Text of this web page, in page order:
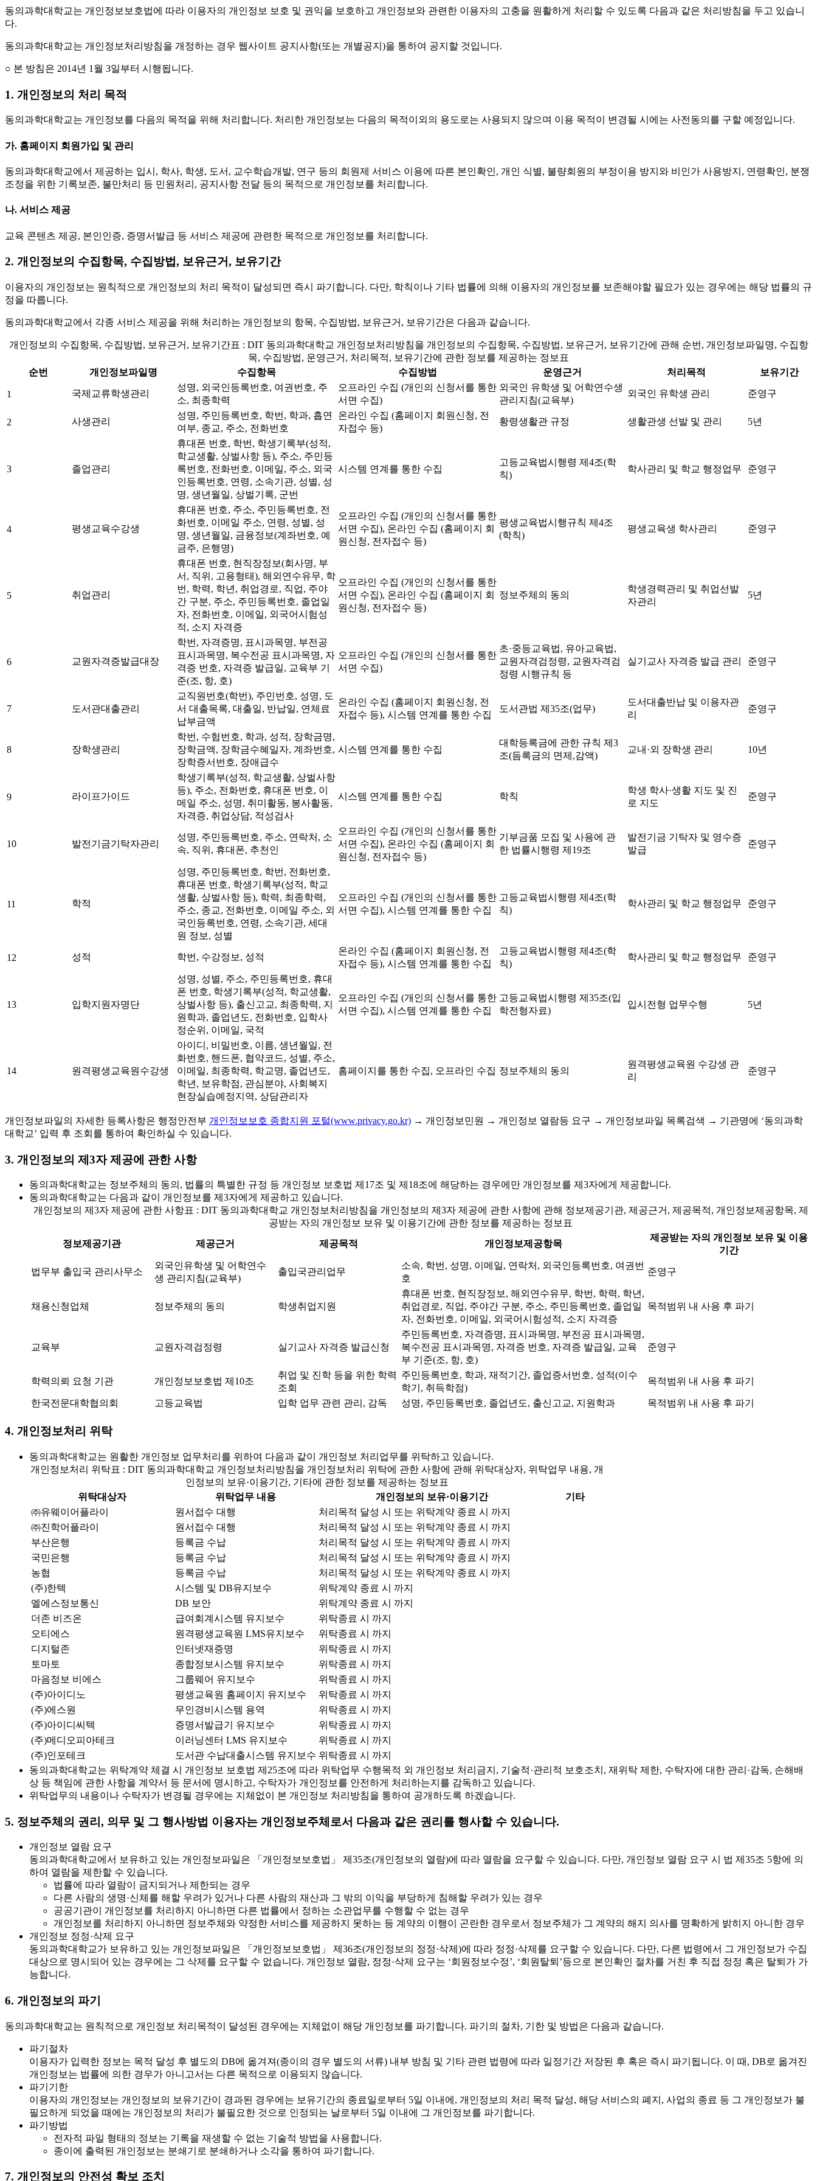
동의과학대학교는 개인정보보호법에 따라 이용자의 개인정보 보호 및 권익을 보호하고 개인정보와 관련한 이용자의 고충을 원활하게 처리할 수 있도록 다음과 같은 처리방침을 두고 있습니
다.
동의과학대학교는 개인정보처리방침을 개정하는 경우 웹사이트 공지사항(또는 개별공지)을 통하여 공지할 것입니다.
○ 본 방침은 2014년 1월 3일부터 시행됩니다.
1. 개인정보의 처리 목적
동의과학대학교는 개인정보를 다음의 목적을 위해 처리합니다. 처리한 개인정보는 다음의 목적이외의 용도로는 사용되지 않으며 이용 목적이 변경될 시에는 사전동의를 구할 예정입니다.
가. 홈페이지 회원가입 및 관리
동의과학대학교에서 제공하는 입시, 학사, 학생, 도서, 교수학습개발, 연구 등의 회원제 서비스 이용에 따른 본인확인, 개인 식별, 불량회원의 부정이용 방지와 비인가 사용방지, 연령확인, 분쟁
조정을 위한 기록보존, 불만처리 등 민원처리, 공지사항 전달 등의 목적으로 개인정보를 처리합니다.
나. 서비스 제공
교육 콘텐츠 제공, 본인인증, 증명서발급 등 서비스 제공에 관련한 목적으로 개인정보를 처리합니다.
2. 개인정보의 수집항목, 수집방법, 보유근거, 보유기간
이용자의 개인정보는 원칙적으로 개인정보의 처리 목적이 달성되면 즉시 파기합니다. 다만, 학칙이나 기타 법률에 의해 이용자의 개인정보를 보존해야할 필요가 있는 경우에는 해당 법률의 규
정을 따릅니다.
동의과학대학교에서 각종 서비스 제공을 위해 처리하는 개인정보의 항목, 수집방법, 보유근거, 보유기간은 다음과 같습니다.
개인정보의 수집항목, 수집방법, 보유근거, 보유기간표 : DIT 동의과학대학교 개인정보처리방침을 개인정보의 수집항목, 수집방법, 보유근거, 보유기간에 관해 순번, 개인정보파일명, 수집항
목, 수집방법, 운영근거, 처리목적, 보유기간에 관한 정보를 제공하는 정보표
순번
개인정보파일명 수집항목 수집방법 운영근거 처리목적 보유기간
1 국제교류학생관리
성명, 외국인등록번호, 여권번호, 주
소, 최종학력
오프라인 수집 (개인의 신청서를 통한
서면 수집)
외국인 유학생 및 어학연수생
관리지침(교육부)
외국인 유학생 관리 준영구
2 사생관리
성명, 주민등록번호, 학번, 학과, 흡연
여부, 종교, 주소, 전화번호
온라인 수집 (홈페이지 회원신청, 전
자접수 등)
황령생활관 규정 생활관생 선발 및 관리 5년
3 졸업관리
휴대폰 번호, 학번, 학생기록부(성적,
학교생활, 상벌사항 등), 주소, 주민등
록번호, 전화번호, 이메일, 주소, 외국
인등록번호, 연령, 소속기관, 성별, 성
명, 생년월일, 상벌기록, 군번
시스템 연계를 통한 수집
고등교육법시행령 제4조(학
칙)
학사관리 및 학교 행정업무 준영구
4 평생교육수강생
휴대폰 번호, 주소, 주민등록번호, 전
화번호, 이메일 주소, 연령, 성별, 성
명, 생년월일, 금융정보(계좌번호, 예
금주, 은행명)
오프라인 수집 (개인의 신청서를 통한
서면 수집), 온라인 수집 (홈페이지 회
원신청, 전자접수 등)
평생교육법시행규칙 제4조
(학칙)
평생교육생 학사관리 준영구
5 취업관리
휴대폰 번호, 현직장정보(회사명, 부
서, 직위, 고용형태), 해외연수유무, 학
번, 학력, 학년, 취업경로, 직업, 주야
간 구분, 주소, 주민등록번호, 졸업일
자, 전화번호, 이메일, 외국어시험성
적, 소지 자격증
오프라인 수집 (개인의 신청서를 통한
서면 수집), 온라인 수집 (홈페이지 회
원신청, 전자접수 등)
정보주체의 동의
학생경력관리 및 취업선발
자관리
5년
6 교원자격증발급대장
학번, 자격증명, 표시과목명, 부전공
표시과목명, 복수전공 표시과목명, 자
격증 번호, 자격증 발급일, 교육부 기
준(조, 항, 호)
오프라인 수집 (개인의 신청서를 통한
서면 수집)
초·중등교육법, 유아교육법,
교원자격검정령, 교원자격검
정령 시행규칙 등
실기교사 자격증 발급 관리 준영구
7 도서관대출관리
교직원번호(학번), 주민번호, 성명, 도
서 대출목록, 대출일, 반납일, 연체료
납부금액
온라인 수집 (홈페이지 회원신청, 전
자접수 등), 시스템 연계를 통한 수집
도서관법 제35조(업무)
도서대출반납 및 이용자관
리
준영구
8 장학생관리
학번, 수험번호, 학과, 성적, 장학금명,
장학금액, 장학금수혜일자, 계좌번호,
장학증서번호, 장애급수
시스템 연계를 통한 수집
대학등록금에 관한 규칙 제3
조(듬록금의 면제,감액)
교내·외 장학생 관리 10년
9 라이프가이드
학생기록부(성적, 학교생활, 상벌사항
등), 주소, 전화번호, 휴대폰 번호, 이
메일 주소, 성명, 취미활동, 봉사활동,
자격증, 취업상담, 적성검사
시스템 연계를 통한 수집 학칙
학생 학사·생활 지도 및 진
로 지도
준영구
10 발전기금기탁자관리
성명, 주민등록번호, 주소, 연락처, 소
속, 직위, 휴대폰, 추천인
오프라인 수집 (개인의 신청서를 통한
서면 수집), 온라인 수집 (홈페이지 회
원신청, 전자접수 등)
기부금품 모집 및 사용에 관
한 법률시행령 제19조
발전기금 기탁자 및 영수증
발급
준영구
11 학적
성명, 주민등록번호, 학번, 전화번호,
휴대폰 번호, 학생기록부(성적, 학교
생활, 상벌사항 등), 학력, 최종학력,
주소, 종교, 전화번호, 이메일 주소, 외
국인등록번호, 연령, 소속기관, 세대
원 정보, 성별
오프라인 수집 (개인의 신청서를 통한
서면 수집), 시스템 연계를 통한 수집
고등교육법시행령 제4조(학
칙)
학사관리 및 학교 행정업무 준영구
12 성적 학번, 수강정보, 성적
온라인 수집 (홈페이지 회원신청, 전
자접수 등), 시스템 연계를 통한 수집
고등교육법시행령 제4조(학
칙)
학사관리 및 학교 행정업무 준영구
13 입학지원자명단
성명, 성별, 주소, 주민등록번호, 휴대
폰 번호, 학생기록부(성적, 학교생활,
상벌사항 등), 출신고교, 최종학력, 지
원학과, 졸업년도, 전화번호, 입학사
정순위, 이메일, 국적
오프라인 수집 (개인의 신청서를 통한
서면 수집), 시스템 연계를 통한 수집
고등교육법시행령 제35조(입
학전형자료)
입시전형 업무수행 5년
14 원격평생교육원수강생
아이디, 비밀번호, 이름, 생년월일, 전
화번호, 핸드폰, 협약코드, 성별, 주소,
이메일, 최종학력, 학교명, 졸업년도,
학년, 보유학점, 관심분야, 사회복지
현장실습예정지역, 상담관리자
홈페이지를 통한 수집, 오프라인 수집 정보주체의 동의
원격평생교육원 수강생 관
리
준영구
개인정보파일의 자세한 등록사항은 행정안전부 개인정보보호 종합지원 포털(www.privacy.go.kr) → 개인정보민원 → 개인정보 열람등 요구 → 개인정보파일 목록검색 → 기관명에 ‘동의과학
대학교’ 입력 후 조회를 통하여 확인하실 수 있습니다.
3. 개인정보의 제3자 제공에 관한 사항
동의과학대학교는 정보주체의 동의, 법률의 특별한 규정 등 개인정보 보호법 제17조 및 제18조에 해당하는 경우에만 개인정보를 제3자에게 제공합니다.
동의과학대학교는 다음과 같이 개인정보를 제3자에게 제공하고 있습니다.
개인정보의 제3자 제공에 관한 사항표 : DIT 동의과학대학교 개인정보처리방침을 개인정보의 제3자 제공에 관한 사항에 관해 정보제공기관, 제공근거, 제공목적, 개인정보제공항목, 제
공받는 자의 개인정보 보유 및 이용기간에 관한 정보를 제공하는 정보표
정보제공기관
제공근거 제공목적 개인정보제공항목
제공받는 자의 개인정보 보유 및 이용
기간
법무부 출입국 관리사무소
외국인유학생 및 어학연수
생 관리지침(교육부)
출입국관리업무
소속, 학번, 성명, 이메일, 연락처, 외국인등록번호, 여권번
호
준영구
채용신청업체 정보주체의 동의 학생취업지원
휴대폰 번호, 현직장정보, 해외연수유무, 학번, 학력, 학년,
취업경로, 직업, 주야간 구분, 주소, 주민등록번호, 졸업일
자, 전화번호, 이메일, 외국어시험성적, 소지 자격증
목적범위 내 사용 후 파기
교육부 교원자격검정령 실기교사 자격증 발급신청
주민등록번호, 자격증명, 표시과목명, 부전공 표시과목명,
복수전공 표시과목명, 자격증 번호, 자격증 발급일, 교육
부 기준(조, 항, 호)
준영구
학력의뢰 요청 기관 개인정보보호법 제10조
취업 및 진학 등을 위한 학력
조회
주민등록번호, 학과, 재적기간, 졸업증서번호, 성적(이수
학기, 취득학점)
목적범위 내 사용 후 파기
한국전문대학협의회 고등교육법 입학 업무 관련 관리, 감독 성명, 주민등록번호, 졸업년도, 출신고교, 지원학과 목적범위 내 사용 후 파기
4. 개인정보처리 위탁
동의과학대학교는 원활한 개인정보 업무처리를 위하여 다음과 같이 개인정보 처리업무를 위탁하고 있습니다.
개인정보처리 위탁표 : DIT 동의과학대학교 개인정보처리방침을 개인정보처리 위탁에 관한 사항에 관해 위탁대상자, 위탁업무 내용, 개
인정보의 보유·이용기간, 기타에 관한 정보를 제공하는 정보표
위탁대상자
위탁업무 내용 개인정보의 보유·이용기간
기타
㈜유웨이어플라이
원서접수 대행
처리목적 달성 시 또는 위탁계약 종료 시 까지
㈜진학어플라이
원서접수 대행
처리목적 달성 시 또는 위탁계약 종료 시 까지
부산은행
등록금 수납
처리목적 달성 시 또는 위탁계약 종료 시 까지
국민은행
등록금 수납
처리목적 달성 시 또는 위탁계약 종료 시 까지
농협
등록금 수납
처리목적 달성 시 또는 위탁계약 종료 시 까지
(주)한텍
시스템 및 DB유지보수
위탁계약 종료 시 까지
엘에스정보통신
DB 보안
위탁계약 종료 시 까지
더존 비즈온
급여회계시스템 유지보수
위탁종료 시 까지
오티에스
원격평생교육원 LMS유지보수
위탁종료 시 까지
디지털존
인터넷재증명
위탁종료 시 까지
토마토
종합정보시스템 유지보수
위탁종료 시 까지
마음정보 비에스
그룹웨어 유지보수
위탁종료 시 까지
(주)아이디노
평생교육원 홈페이지 유지보수
위탁종료 시 까지
(주)에스원
무인경비시스템 용역
위탁종료 시 까지
(주)아이디씨텍
증명서발급기 유지보수
위탁종료 시 까지
(주)메디오피아테크
이러닝센터 LMS 유지보수
위탁종료 시 까지
(주)인포테크
도서관 수납대출시스템 유지보수 위탁종료 시 까지
동의과학대학교는 위탁계약 체결 시 개인정보 보호법 제25조에 따라 위탁업무 수행목적 외 개인정보 처리금지, 기술적·관리적 보호조치, 재위탁 제한, 수탁자에 대한 관리·감독, 손해배
상 등 책임에 관한 사항을 계약서 등 문서에 명시하고, 수탁자가 개인정보를 안전하게 처리하는지를 감독하고 있습니다.
위탁업무의 내용이나 수탁자가 변경될 경우에는 지체없이 본 개인정보 처리방침을 통하여 공개하도록 하겠습니다.
5. 정보주체의 권리, 의무 및 그 행사방법 이용자는 개인정보주체로서 다음과 같은 권리를 행사할 수 있습니다.
개인정보 열람 요구
동의과학대학교에서 보유하고 있는 개인정보파일은 「개인정보보호법」 제35조(개인정보의 열람)에 따라 열람을 요구할 수 있습니다. 다만, 개인정보 열람 요구 시 법 제35조 5항에 의
하여 열람을 제한할 수 있습니다.
법률에 따라 열람이 금지되거나 제한되는 경우
다른 사람의 생명·신체를 해할 우려가 있거나 다른 사람의 재산과 그 밖의 이익을 부당하게 침해할 우려가 있는 경우
공공기관이 개인정보를 처리하지 아니하면 다른 법률에서 정하는 소관업무를 수행할 수 없는 경우
개인정보를 처리하지 아니하면 정보주체와 약정한 서비스를 제공하지 못하는 등 계약의 이행이 곤란한 경우로서 정보주체가 그 계약의 해지 의사를 명확하게 밝히지 아니한 경우
개인정보 정정·삭제 요구
동의과학대학교가 보유하고 있는 개인정보파일은 「개인정보보호법」 제36조(개인정보의 정정·삭제)에 따라 정정·삭제를 요구할 수 있습니다. 다만, 다른 법령에서 그 개인정보가 수집
대상으로 명시되어 있는 경우에는 그 삭제를 요구할 수 없습니다. 개인정보 열람, 정정·삭제 요구는 ‘회원정보수정’, ‘회원탈퇴’등으로 본인확인 절차를 거친 후 직접 정정 혹은 탈퇴가 가
능합니다.
6. 개인정보의 파기
동의과학대학교는 원칙적으로 개인정보 처리목적이 달성된 경우에는 지체없이 해당 개인정보를 파기합니다. 파기의 절차, 기한 및 방법은 다음과 같습니다.
파기절차
이용자가 입력한 정보는 목적 달성 후 별도의 DB에 옮겨져(종이의 경우 별도의 서류) 내부 방침 및 기타 관련 법령에 따라 일정기간 저장된 후 혹은 즉시 파기됩니다. 이 때, DB로 옮겨진
개인정보는 법률에 의한 경우가 아니고서는 다른 목적으로 이용되지 않습니다.
파기기한
이용자의 개인정보는 개인정보의 보유기간이 경과된 경우에는 보유기간의 종료일로부터 5일 이내에, 개인정보의 처리 목적 달성, 해당 서비스의 폐지, 사업의 종료 등 그 개인정보가 불
필요하게 되었을 때에는 개인정보의 처리가 불필요한 것으로 인정되는 날로부터 5일 이내에 그 개인정보를 파기합니다.
파기방법
전자적 파일 형태의 정보는 기록을 재생할 수 없는 기술적 방법을 사용합니다.
종이에 출력된 개인정보는 분쇄기로 분쇄하거나 소각을 통하여 파기합니다.
7. 개인정보의 안전성 확보 조치